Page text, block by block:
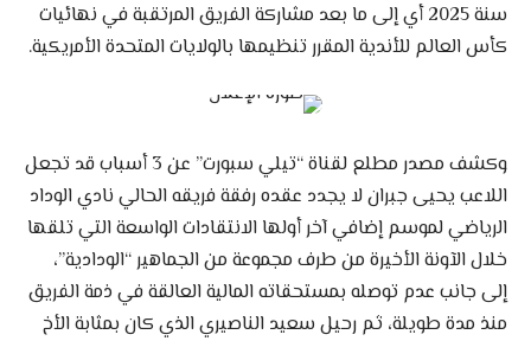
سنة 2025 أي إلى ما بعد مشاركة الفريق المرتقبة في نهائيات
كأس العالم للأندية المقرر تنظيمها بالولايات المتحدة الأمريكية.
وكشف مصدر مطلع لقناة “تيلي سبورت” عن 3 أسباب قد تجعل
اللاعب يحيى جبران لا يجدد عقده رفقة فريقه الحالي نادي الوداد
الرياضي لموسم إضافي آخر أولها الانتقادات الواسعة التي تلقها
خلال الآونة الأخيرة من طرف مجموعة من الجماهير “الودادية”،
إلى جانب عدم توصله بمستحقاته المالية العالقة في ذمة الفريق
منذ مدة طويلة، ثم رحيل سعيد الناصيري الذي كان بمثابة الأخ